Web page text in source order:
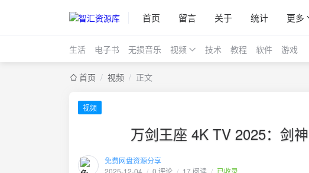
首页 留言 关于 统计 更多
生活 电子书 无损音乐 视频 技术 教程 软件 游戏
首页 / 视频 / 正文
视频
万剑王座 4K TV 2025：剑
免费网盘资源分享
2025-12-04 / 0 评论 / 17 阅读 / 已收录